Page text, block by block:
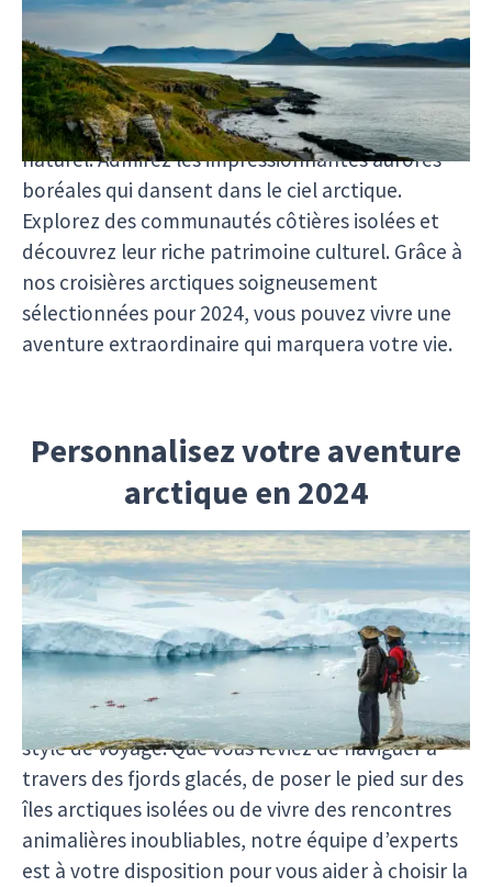
l’Arctique en 2024. Embarquez à bord de navires
d’expédition conçus pour offrir confort, sécurité
et expériences immersives. Rencontrez
d’imposants ours polaires, des phoques joueurs
et de magnifiques baleines dans leur habitat
naturel. Admirez les impressionnantes aurores
boréales qui dansent dans le ciel arctique.
Explorez des communautés côtières isolées et
découvrez leur riche patrimoine culturel. Grâce à
nos croisières arctiques soigneusement
sélectionnées pour 2024, vous pouvez vivre une
aventure extraordinaire qui marquera votre vie.
Personnalisez votre aventure
arctique en 2024
Sur Polartours.com, nous proposons une large
gamme de croisières en Arctique en 2024, vous
permettant de trouver l’expédition idéale
correspondant à vos préférences. Découvrez une
variété d’itinéraires, de tailles de navires et de
services à bord adaptés à vos intérêts et à votre
style de voyage. Que vous rêviez de naviguer à
travers des fjords glacés, de poser le pied sur des
îles arctiques isolées ou de vivre des rencontres
animalières inoubliables, notre équipe d’experts
est à votre disposition pour vous aider à choisir la